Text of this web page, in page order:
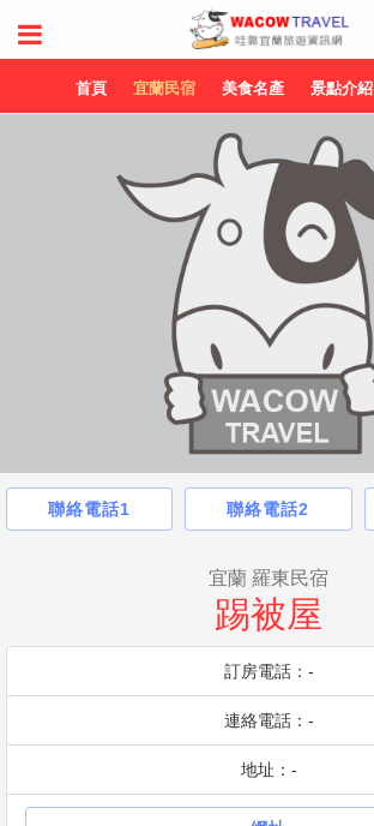
首頁 宜蘭民宿 美食名產 景點介紹
聯絡電話1 聯絡電話2
宜蘭 羅東民宿
踢被屋
訂房電話：-
連絡電話：-
地址：-